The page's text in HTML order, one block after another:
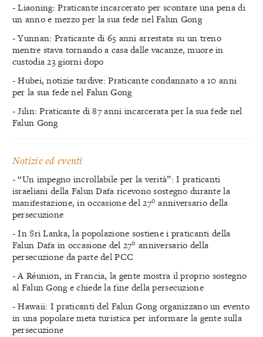
- Liaoning: Praticante incarcerato per scontare una pena di
un anno e mezzo per la sua fede nel Falun Gong
- Yunnan: Praticante di 65 anni arrestata su un treno
mentre stava tornando a casa dalle vacanze, muore in
custodia 23 giorni dopo
- Hubei, notizie tardive: Praticante condannato a 10 anni
per la sua fede nel Falun Gong
- Jilin: Praticante di 87 anni incarcerata per la sua fede nel
Falun Gong
Notizie ed eventi
- “Un impegno incrollabile per la verità”: I praticanti
israeliani della Falun Dafa ricevono sostegno durante la
manifestazione, in occasione del 27° anniversario della
persecuzione
- In Sri Lanka, la popolazione sostiene i praticanti della
Falun Dafa in occasione del 27° anniversario della
persecuzione da parte del PCC
- A Réunion, in Francia, la gente mostra il proprio sostegno
al Falun Gong e chiede la fine della persecuzione
- Hawaii: I praticanti del Falun Gong organizzano un evento
in una popolare meta turistica per informare la gente sulla
persecuzione